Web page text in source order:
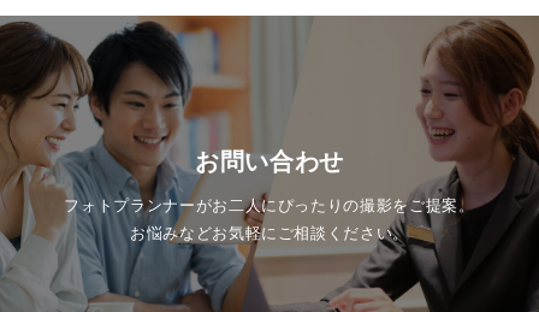
お問い合わせ
フォトプランナーがお二人にぴったりの撮影をご提案。
お悩みなどお気軽にご相談ください。